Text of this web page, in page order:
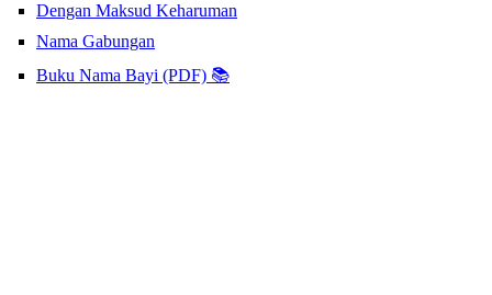
Dengan Maksud Keharuman
Nama Gabungan
Buku Nama Bayi (PDF) 📚